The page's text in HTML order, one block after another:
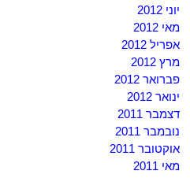
יוני 2012
מאי 2012
אפריל 2012
מרץ 2012
פברואר 2012
ינואר 2012
דצמבר 2011
נובמבר 2011
אוקטובר 2011
מאי 2011